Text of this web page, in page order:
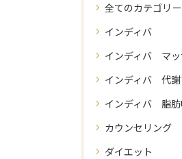
全てのカテゴリー
インディバ
インディバ マッ
インディバ 代謝
インディバ 脂肪
カウンセリング
ダイエット